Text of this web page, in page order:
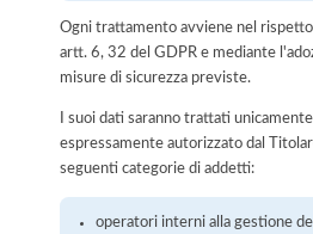
Ogni trattamento avviene nel
artt. 6, 32 del GDPR e mediante
misure di sicurezza previste.
I suoi dati saranno trattati
espressamente autorizzato dal
seguenti categorie di addetti:
operatori interni alla gestione